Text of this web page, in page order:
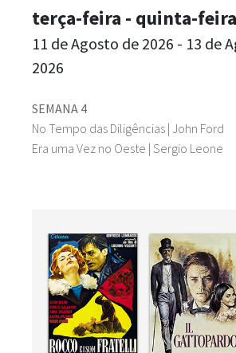
SEMANA 4
No Tempo das Diligências | John Ford
Era uma Vez no Oeste | Sergio Leone
terça-feira - quinta-feira
11 de Agosto de 2026 - 13 de
2026